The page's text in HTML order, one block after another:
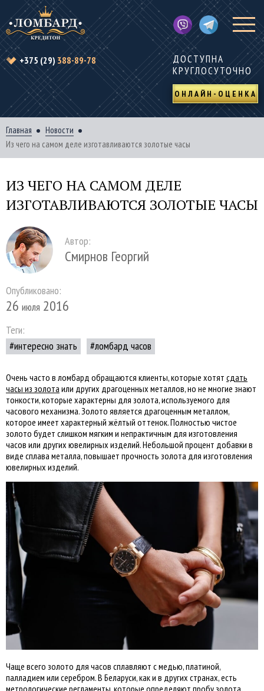
ДОСТУПНА
КРУГЛОСУТОЧНО
ОНЛАЙН-ОЦЕНКА
+375 (29) 388-89-78
Главная
Новости
Из чего на самом деле изготавливаются золотые часы
ИЗ ЧЕГО НА САМОМ ДЕЛЕ
ИЗГОТАВЛИВАЮТСЯ ЗОЛОТЫЕ ЧАСЫ
Автор:
Смирнов Георгий
Опубликовано:
26 июля 2016
Теги:
интересно знать
ломбард часов
Очень часто в ломбард обращаются клиенты, которые хотят сдать
часы из золота или других драгоценных металлов, но не многие знают
тонкости, которые характерны для золота, используемого для
часового механизма. Золото является драгоценным металлом,
которое имеет характерный жёлтый оттенок. Полностью чистое
золото будет слишком мягким и непрактичным для изготовления
часов или других ювелирных изделий. Небольшой процент добавки в
виде сплава металла, повышает прочность золота для изготовления
ювелирных изделий.
Чаще всего золото для часов сплавляют с медью, платиной,
палладием или серебром. В Беларуси, как и в других странах, есть